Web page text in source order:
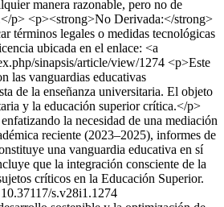
manera razonable, pero no de
p> <p><strong>No Derivada:</strong>
términos legales o medidas tecnológicas
ubicada en el enlace: <a
sinapsis/article/view/1274 <p>Este
las vanguardias educativas
de la enseñanza universitaria. El objeto
y la educación superior crítica.</p>
la necesidad de una mediación
reciente (2023–2025), informes de
una vanguardia educativa en sí
que la integración consciente de la
críticos en la Educación Superior.
10.37117/s.v28i1.1274